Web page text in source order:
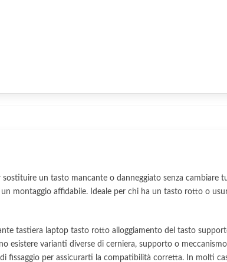
un tasto mancante o danneggiato senza
montaggio affidabile. Ideale per chi ha un tasto rotto o
tastiera laptop tasto rotto alloggiamento del tasto
esistere varianti diverse di cerniera, supporto o
per assicurarti la compatibilità corretta. In molti